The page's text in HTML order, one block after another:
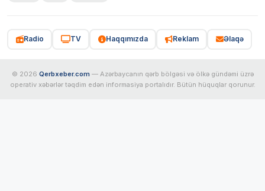
Radio TV Haqqımızda Reklam Əlaqə
© 2026 Qerbxeber.com — Azərbaycanın qərb bölgəsi və ölkə gündəmi üzrə
operativ xəbərlər təqdim edən informasiya portalıdır. Bütün hüquqlar qorunur.